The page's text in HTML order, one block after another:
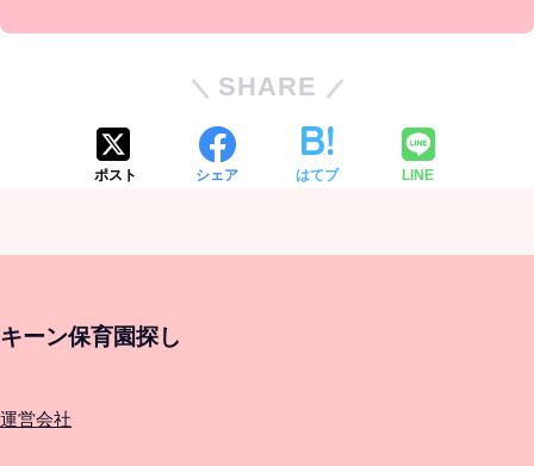
SHARE
ポスト シェア はてブ LINE
キーン保育園探し
運営会社